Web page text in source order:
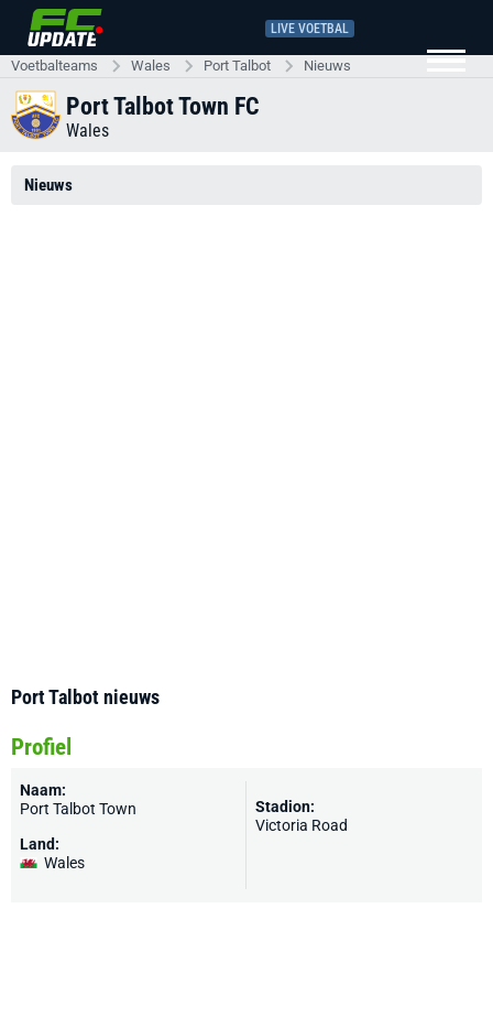
LIVE VOETBAL
Voetbalteams Wales Port Talbot Nieuws
Port Talbot Town FC
Wales
Nieuws
Port Talbot nieuws
Profiel
Naam:
Port Talbot Town
Land:
Wales
Stadion:
Victoria Road